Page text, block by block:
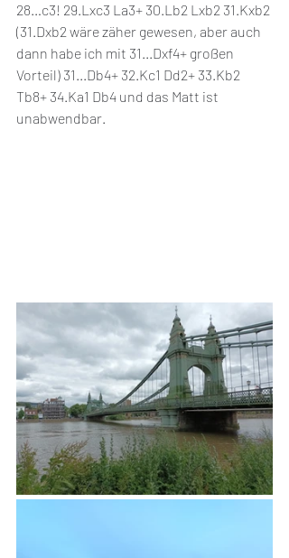
28…c3! 29.Lxc3 La3+ 30.Lb2 Lxb2 31.Kxb2
(31.Dxb2 wäre zäher gewesen, aber auch
dann habe ich mit 31...Dxf4+ großen
Vorteil) 31...Db4+ 32.Kc1 Dd2+ 33.Kb2
Tb8+ 34.Ka1 Db4 und das Matt ist
unabwendbar.